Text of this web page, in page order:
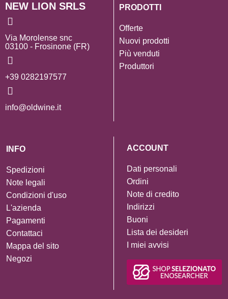
NEW LION SRLS
Via Morolense snc
03100 - Frosinone (FR)
+39 0282197577
info@oldwine.it
PRODOTTI
Offerte
Nuovi prodotti
Più venduti
Produttori
INFO
Spedizioni
Note legali
Condizioni d'uso
L'azienda
Pagamenti
Contattaci
Mappa del sito
Negozi
ACCOUNT
Dati personali
Ordini
Note di credito
Indirizzi
Buoni
Lista dei desideri
I miei avvisi